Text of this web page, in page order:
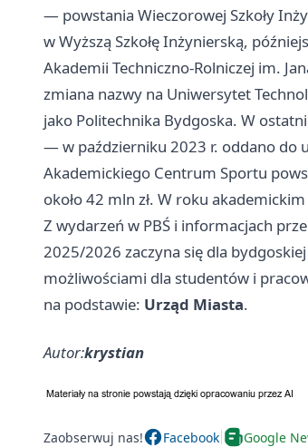
— powstania Wieczorowej Szkoły
w Wyższą Szkołę Inżynierską,
Akademii Techniczno-Rolniczej im.
zmiana nazwy na Uniwersytet
jako Politechnika Bydgoska. W
— w październiku 2023 r. oddano do
Akademickiego Centrum Sportu
około 42 mln zł. W roku
Z wydarzeń w PBŚ i informacjach
2025/2026 zaczyna się dla
możliwościami dla studentów i
na podstawie: Urząd Miasta.
Autor:krystian
Zaobserwuj nas! Facebook Google